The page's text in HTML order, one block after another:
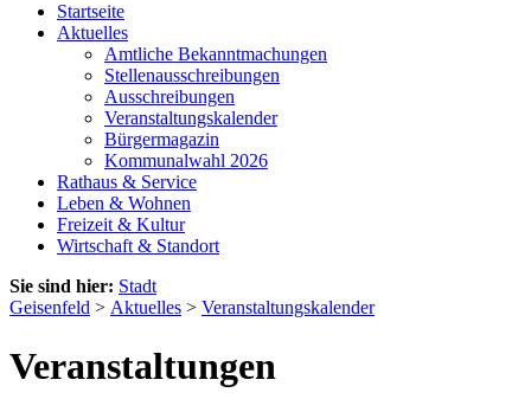
Startseite
Aktuelles
Amtliche Bekanntmachungen
Stellenausschreibungen
Ausschreibungen
Veranstaltungskalender
Bürgermagazin
Kommunalwahl 2026
Rathaus & Service
Leben & Wohnen
Freizeit & Kultur
Wirtschaft & Standort
Sie sind hier: Stadt
Geisenfeld > Aktuelles > Veranstaltungskalender
Veranstaltungen